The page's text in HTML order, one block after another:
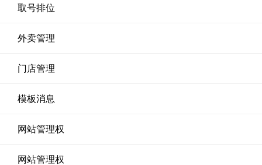
取号排位
外卖管理
门店管理
模板消息
网站管理权
网站管理权